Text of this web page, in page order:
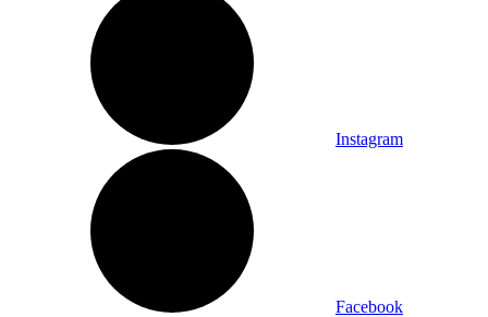
Instagram
Facebook